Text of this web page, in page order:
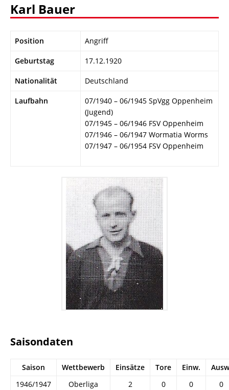
Karl Bauer
Position Angriff
Geburtstag 17.12.1920
Nationalität Deutschland
Laufbahn
07/1940 – 06/1945 SpVgg Oppenheim
(Jugend)
07/1945 – 06/1946 FSV Oppenheim
07/1946 – 06/1947 Wormatia Worms
07/1947 – 06/1954 FSV Oppenheim
Saisondaten
Saison Wettbewerb Einsätze Tore Einw.
1946/1947
Oberliga
2 0 0 0